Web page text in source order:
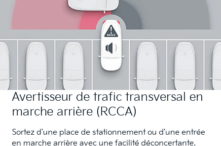
Avertisseur de trafic transversal en
marche arrière (RCCA)
Sortez d’une place de stationnement ou d’une entrée
en marche arrière avec une facilité déconcertante.